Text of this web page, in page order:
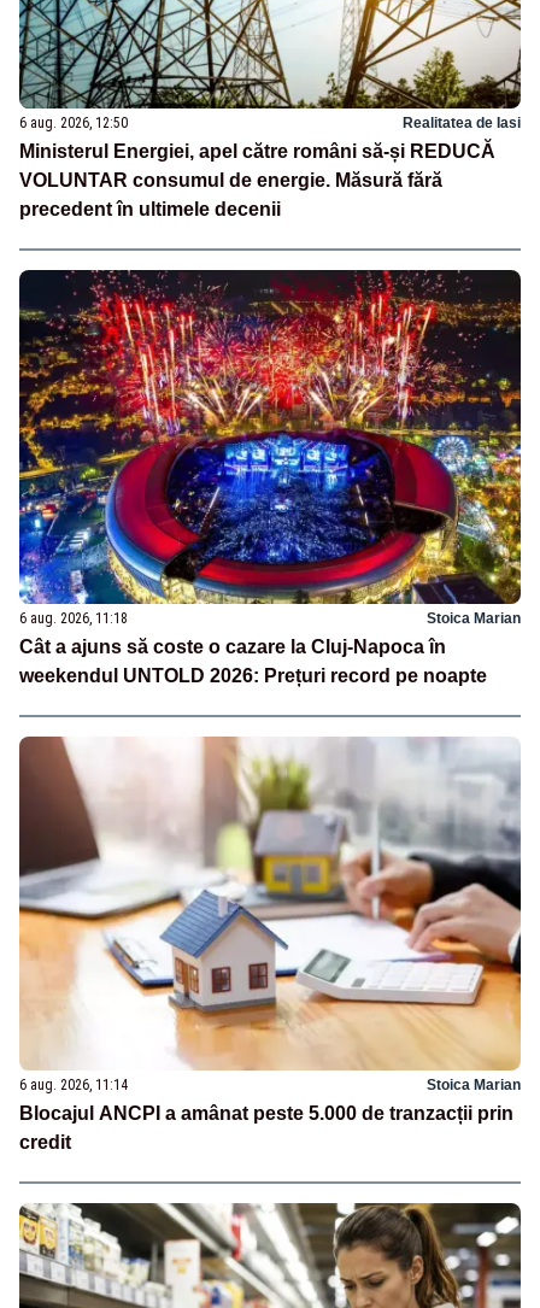
6 aug. 2026, 12:50 Realitatea de Iasi
Ministerul Energiei, apel către români să-și REDUCĂ
VOLUNTAR consumul de energie. Măsură fără
precedent în ultimele decenii
6 aug. 2026, 11:18 Stoica Marian
Cât a ajuns să coste o cazare la Cluj-Napoca în
weekendul UNTOLD 2026: Prețuri record pe noapte
6 aug. 2026, 11:14 Stoica Marian
Blocajul ANCPI a amânat peste 5.000 de tranzacții prin
credit